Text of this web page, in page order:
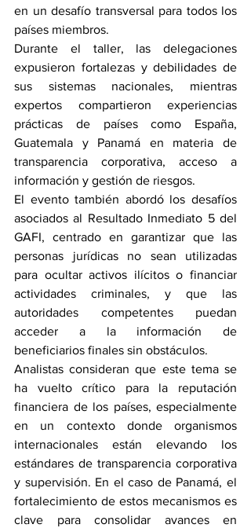
en un desafío transversal para todos los
países miembros.
Durante el taller, las delegaciones
expusieron fortalezas y debilidades de
sus sistemas nacionales, mientras
expertos compartieron experiencias
prácticas de países como España,
Guatemala y Panamá en materia de
transparencia corporativa, acceso a
información y gestión de riesgos.
El evento también abordó los desafíos
asociados al Resultado Inmediato 5 del
GAFI, centrado en garantizar que las
personas jurídicas no sean utilizadas
para ocultar activos ilícitos o financiar
actividades criminales, y que las
autoridades competentes puedan
acceder a la información de
beneficiarios finales sin obstáculos.
Analistas consideran que este tema se
ha vuelto crítico para la reputación
financiera de los países, especialmente
en un contexto donde organismos
internacionales están elevando los
estándares de transparencia corporativa
y supervisión. En el caso de Panamá, el
fortalecimiento de estos mecanismos es
clave para consolidar avances en